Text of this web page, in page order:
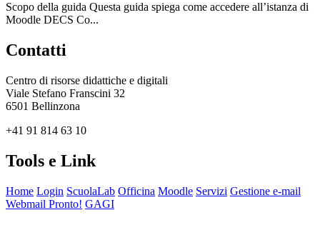
Scopo della guida Questa guida spiega come accedere all’istanza di
Moodle DECS Co...
Contatti
Centro di risorse didattiche e digitali
Viale Stefano Franscini 32
6501 Bellinzona
+41 91 814 63 10
Tools e Link
Home Login ScuolaLab Officina Moodle Servizi Gestione e-mail
Webmail Pronto! GAGI